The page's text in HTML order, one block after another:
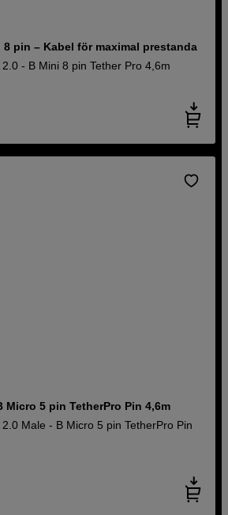
8 pin – Kabel för maximal prestanda
2.0 - B Mini 8 pin Tether Pro 4,6m
Micro 5 pin TetherPro Pin 4,6m
2.0 Male - B Micro 5 pin TetherPro Pin